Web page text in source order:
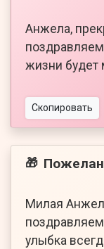
Анжела,
жизни будет
Скопировать
🎁
Милая
улыбка